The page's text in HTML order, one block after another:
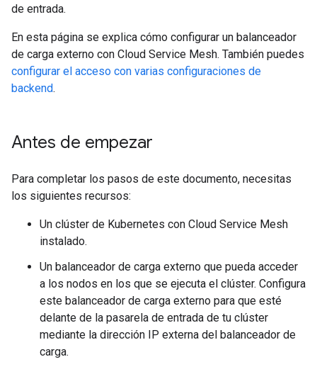
de entrada.
En esta página se explica cómo configurar un balanceador
de carga externo con Cloud Service Mesh. También puedes
configurar el acceso con varias configuraciones de
backend.
Antes de empezar
Para completar los pasos de este documento, necesitas
los siguientes recursos:
Un clúster de Kubernetes con Cloud Service Mesh
instalado.
Un balanceador de carga externo que pueda acceder
a los nodos en los que se ejecuta el clúster. Configura
este balanceador de carga externo para que esté
delante de la pasarela de entrada de tu clúster
mediante la dirección IP externa del balanceador de
carga.